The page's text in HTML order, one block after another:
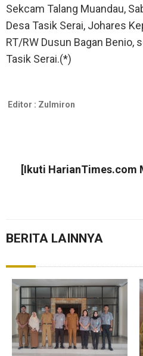
Sekcam Talang Muandau,
Desa Tasik Serai, Johares
RT/RW Dusun Bagan Benio,
Tasik Serai.(*)
Editor : Zulmiron
[Ikuti HarianTimes.com
BERITA LAINNYA